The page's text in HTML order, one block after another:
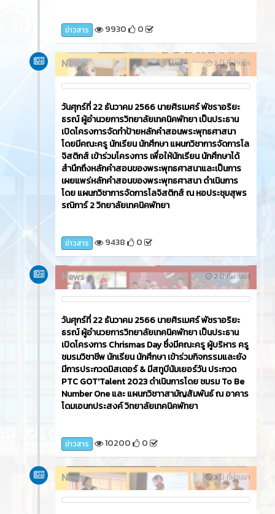
ข่าวสาร 9930 0
2 ปี ที่ผ่านมา
News
วันศุกร์ที่ 22 ธันวาคม 2566​ นายศิรเมศร์ พัชราอริยะ
ธรณ์ ผู้อำนวยการวิทยาลัยเทคนิคพัทยา เป็นประธาน
เปิดโครงการจัดทำป้ายหลักคำสอนพระพุทธศาสนา
โดยมีคณะครู นักเรียน นักศึกษา แผนกวิชาการจัดการโล
จิสติกส์ เข้าร่วมโครงการ เพื่อให้นักเรียน นักศึกษาได้
สำนึกถึงหลักคำสอนของพระพุทธศาสนาและเป็นการ
เผยแพร่หลักคำสอนของพระพุทธศาสนา ดำเนินการ
โดย แผนกวิชาการจัดการโลจิสติกส์ ณ หอประชุมสุพร
รณิการ์ 2 วิทยาลัยเทคนิคพัทยา
ข่าวสาร 9438 0
2 ปี ที่ผ่านมา
News
วันศุกร์ที่ 22 ธันวาคม 2566​ นายศิรเมศร์ พัชราอริยะ
ธรณ์ ผู้อำนวยการวิทยาลัยเทคนิคพัทยา เป็นประธาน
เปิดโครงการ Chrismas Day ซึ่งมีคณะครู ผู้บริหาร ครู
ชมรมวิชาชีพ นักเรียน นักศึกษา เข้าร่วมกิจกรรมและยัง
มีการประกวดมิสเตอร์ & มีสทูบีนัมเยอร์วัน ประกวด
PTC GOT'Talent 2023 ดำเนินการโดย ชมรม To Be
Number One และ แผนกวิชาาสามัญสัมพันธ์ ณ อาคาร
โดมเอนกประสงค์ วิทยาลัยเทคนิคพัทยา
ข่าวสาร 10200 0
3 ปี ที่ผ่านมา
News